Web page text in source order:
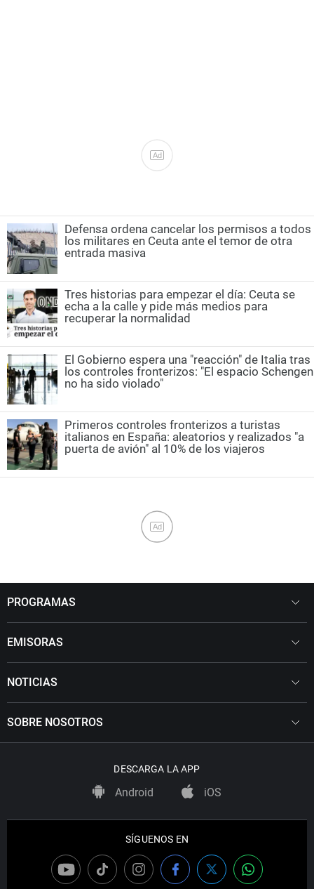
Ad
Defensa ordena cancelar los permisos a todos
los militares en Ceuta ante el temor de otra
entrada masiva
Tres historias para empezar el día: Ceuta se
echa a la calle y pide más medios para
recuperar la normalidad
El Gobierno espera una "reacción" de Italia tras
los controles fronterizos: "El espacio Schengen
no ha sido violado"
Primeros controles fronterizos a turistas
italianos en España: aleatorios y realizados "a
puerta de avión" al 10% de los viajeros
Ad
PROGRAMAS
EMISORAS
NOTICIAS
SOBRE NOSOTROS
DESCARGA LA APP
Android iOS
SÍGUENOS EN